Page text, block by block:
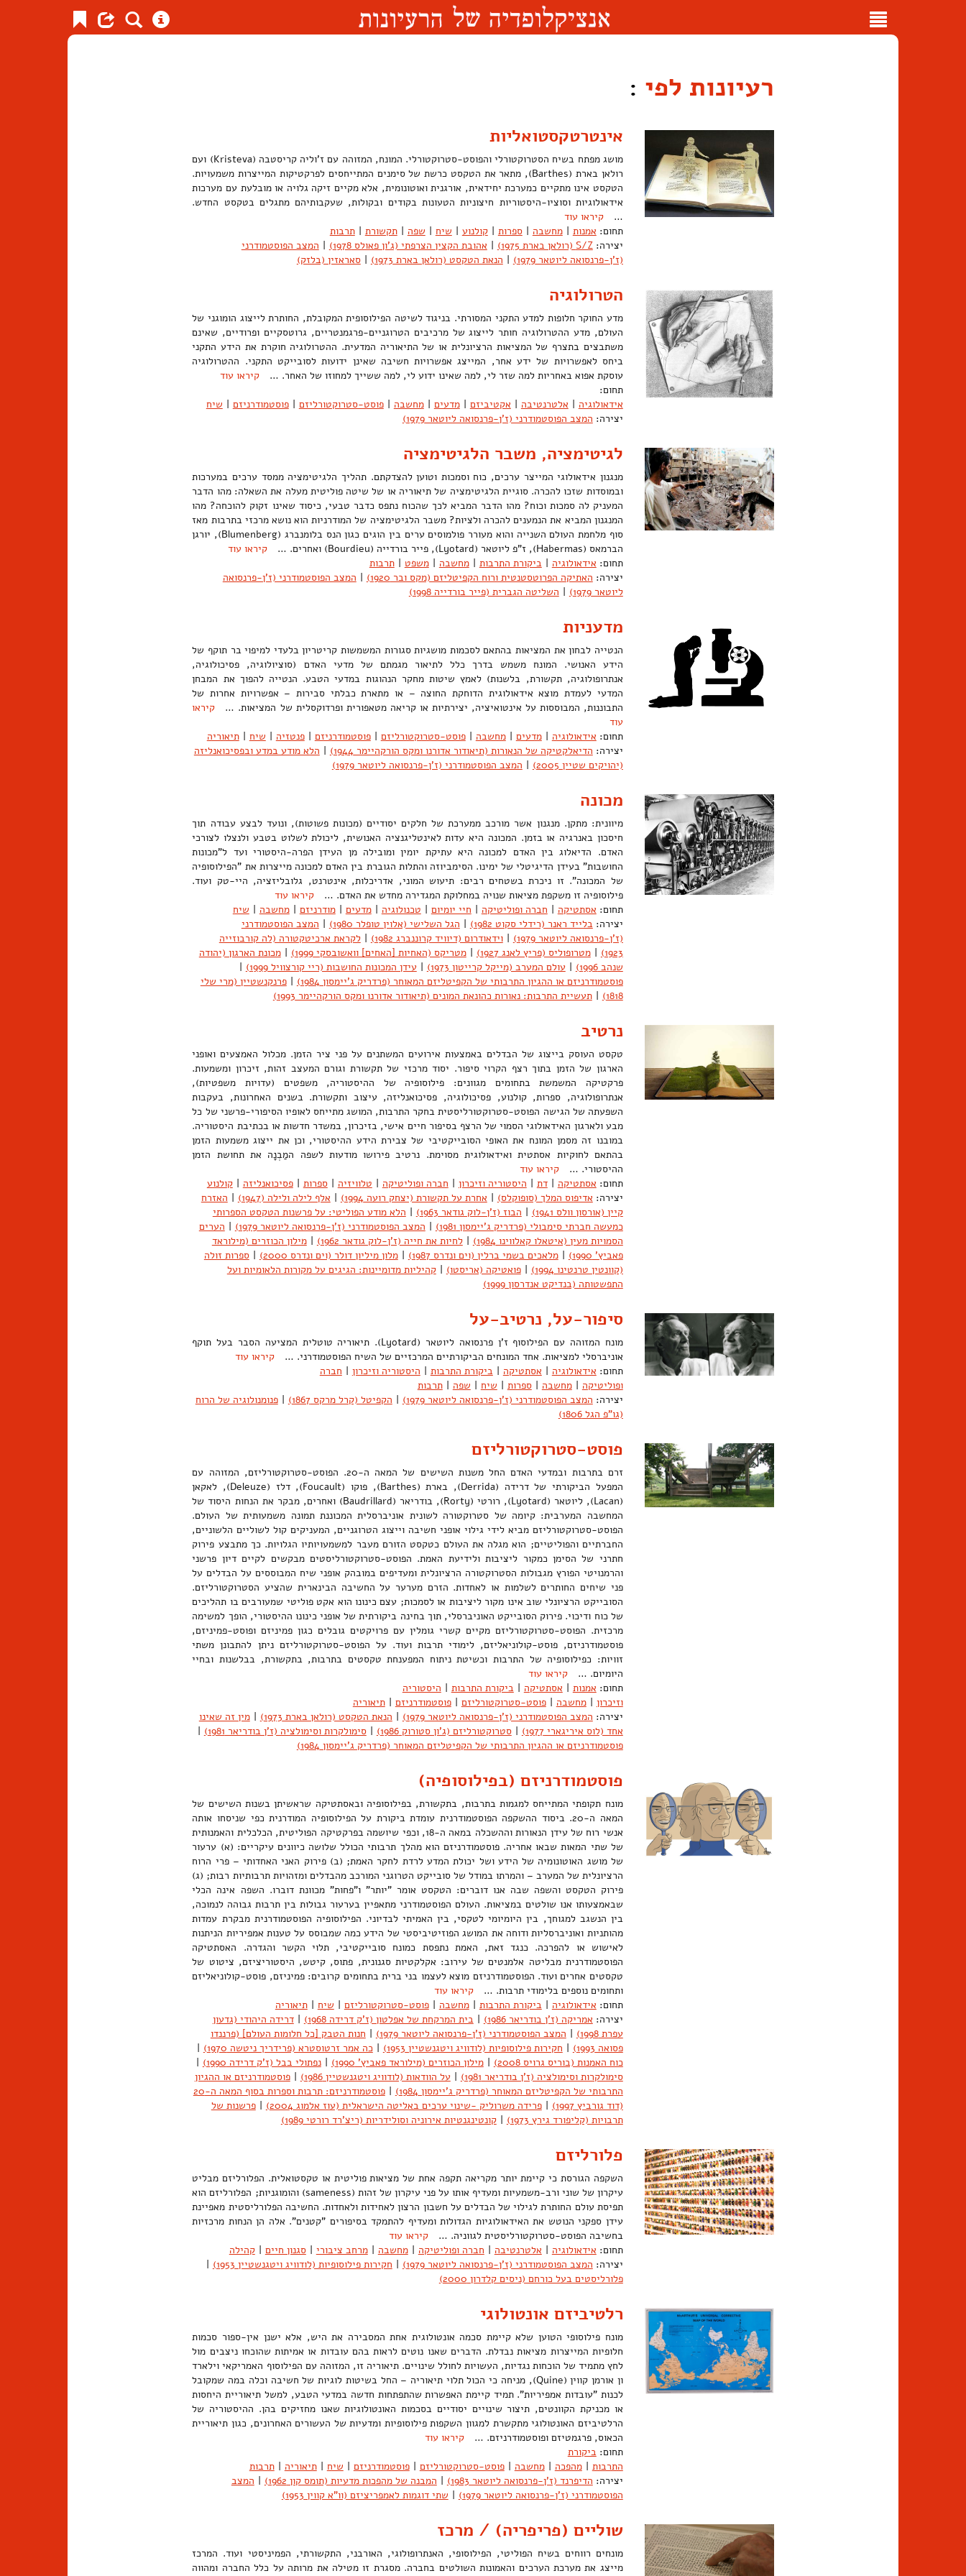
Toggle
רעיונות לפי :
אינטרטקסטואליות
מושג מפתח בשיח הסטרוקטורלי והפוסט-סטרוקטורלי. המונח, המזוהה עם ז'וליה קריסטבה (Kristeva) ועם
רולאן בארת (Barthes), מתאר את הטקסט כרשת של סימנים המתייחסים לפרקטיקות המייצרות משמעויות.
הטקסט אינו מתקיים כמערכת יחידאית, אורגנית ואוטונומית, אלא מקיים זיקה גלויה או מובלעת עם מערכות
אידאולוגיות וסוציו-היסטוריות חיצוניות הטעונות בקודים ובקולות, שעקבותיהם מתגלים בטקסט החדש.
…קיראו עוד
תחום: אמנות | מחשבה | ספרות | קולנוע | שיח | שפה | תקשורת | תרבות
יצירה:S/Z (רולאן בארת 1975) | אהובת הקצין הצרפתי (ג'ון פאולס 1978) | המצב הפוסטמודרני
(ז'ן-פרנסואה ליוטאר 1979)
| הנאת הטקסט (רולאן בארת 1973) | סאראזין (בלזק)
הטרולוגיה
מדע החוקר חלופות למדע התקני המסורתי. בניגוד לשיטה הפילוסופית המקובלת, החותרת לייצוג הומוגני של
העולם, מדע ההטרולוגיה חותר לייצוג של מרכיבים הטרוגניים-פרגמנטריים, גרוטסקיים ופרודיים, שאינם
משתבצים בתצרף של המציאות הרציונלית או של התיאוריה המדעית. ההטרולוגיה חוקרת את הידע התקני
ביחס לאפשרויות של ידע אחר, המייצג אפשרויות חשיבה שאינן ידועות לסובייקט התקני. ההטרולוגיה
עוסקת אפוא באחריות למה שזר לי, למה שאינו ידוע לי, למה ששייך למחוזו של האחר. …קיראו עוד
תחום:
אידאולוגיה | אלטרנטיבה | אקטיביזם | מדעים | מחשבה | פוסט-סטרוקטורליזם | פוסטמודרניזם | שיח
יצירה: המצב הפוסטמודרני (ז'ן-פרנסואה ליוטאר 1979)
לגיטימציה, משבר הלגיטימציה
מנגנון אידאולוגי המייצר ערכים, כוח וסמכות וטוען להצדקתם. תהליך הלגיטימציה ממסד ערכים במערכות
ובמוסדות שזכו להכרה. סוגיית הלגיטימציה של תיאוריה או של שיטה פוליטית מעלה את השאלה: מהו הדבר
המעניק לה סמכות וכוח? מהו הדבר המביא לכך שהכוח נתפס כדבר טבעי, כיסוד שאינו זקוק להוכחה? מהו
המנגנון המביא את הנמענים להכרה ולציות? משבר הלגיטימציה של המודרניות הוא נושא מרכזי בתרבות מאז
סוף מלחמת העולם השנייה והוא מעורר פולמוסים ערים בין הוגים כגון הנס בלומנברג (Blumenberg), יורגן
הברמאס (Habermas), ז"פ ליוטאר (Lyotard), פייר בורדייה (Bourdieu) ואחרים. …
קיראו עוד
תחום: אידאולוגיה | ביקורת התרבות | מחשבה | משפט | תרבות
יצירה: האתיקה הפרוטסטנטית ורוח הקפיטליזם (מקס ובר 1920) | המצב הפוסטמודרני (ז'ן-פרנסואה
ליוטאר 1979)
| השליטה הגברית (פייר בורדייה 1998)
מדעניות
הנטייה לבחון את המציאות בהתאם לסכמות מושגיות סגורות המשמשות קריטריון בלעדי למיפוי בר תוקף של
הידע האנושי. המונח משמש בדרך כלל לתיאור מגמתם של מדעי האדם (סוציולוגיה, פסיכולוגיה,
אנתרופולוגיה, תקשורת, בלשנות) לאמץ שיטות מחקר הנהוגות במדעי הטבע. הנטייה להפוך את המבחן
המדעי לעמדת מוצא אידאולוגית הדוחקת החוצה – או מתארת כבלתי סבירות – אפשרויות אחרות של
התבוננות, המבוססות על אינטואיציה, יצירתיות או קריאה מטאפורית ופרדוקסלית של המציאות. … קיראו
עוד
תחום: אידאולוגיה | מדעים | מחשבה | פוסט-סטרוקטורליזם | פוסטמודרניזם | פנטזיה | שיח | תיאוריה
יצירה: הדיאלקטיקה של הנאורות (תיאודור אדורנו ומקס הורקהיימר 1944) | הלא מודע במדע ובפסיכואנליזה
(יהויקים שטיין 2005)
| המצב הפוסטמודרני (ז'ן-פרנסואה ליוטאר 1979)
מכונה
מיוונית: מתקן. מנגנון אשר מורכב ממערכת של חלקים יסודיים (מכונות פשוטות), ונועד לבצע עבודה תוך
חיסכון באנרגיה או בזמן. המכונה היא עדות לאינטליגנציה האנושית, ליכולת לשלוט בטבע ולנצלו לצורכי
האדם. הדיאלוג בין האדם למכונה היא עתיקת יומין ומובילה מן העידן הפרה-היסטורי ועד ל"מכונות
החושבות" בעידן הדיגיטלי של ימינו. הסימביוזה והתלות הגוברת בין האדם למכונה מייצרות את "הפילוסופיה
של המכונה". זו ניכרת בשטחים רבים: תיעוש המוני, אדריכלות, אינטרנט, גלובליזציה, היי-טק ועוד.
פילוסופיה זו משקפת מציאות שנויה במחלוקת המגדירה מחדש את האדם. …קיראו עוד
תחום: אסתטיקה | חברה ופוליטיקה | חיי יומיום | טכנולוגיה | מדעים | מודרניזם | מחשבה | שיח
יצירה:בלייד ראנר (רידלי סקוט 1982) | הגל השלישי (אלוין טופלר 1980) | המצב הפוסטמודרני
(ז'ן-פרנסואה ליוטאר 1979)
| וידאודרום (דיוויד קרוננברג 1982) | לקראת ארכיטקטורה (לה קורבוזייה
1923)
| מטרופוליס (פריץ לאנג 1927) | מטריקס (האחיות [האחים] וואשובסקי 1999) | מכונת הארגון (יהודה
שנהב 1996)
| עולם המערב (מייקל קרייטון 1973) | עידן המכונות החושבות (ריי קורצוויל 1999)
|
פוסטמודרניזם או ההגיון התרבותי של הקפיטליזם המאוחר (פרדריק ג'יימסון 1984)
| פרנקנשטיין (מרי שלי
1818)
| תעשיית התרבות: נאורות כהונאת המונים (תיאודור אדורנו ומקס הורקהיימר 1993)
נרטיב
טקסט העוסק בייצוג של הבדלים באמצעות אירועים המשתנים על פני ציר הזמן. מכלול האמצעים ואופני
הארגון של הזמן בתוך רצף הקרוי סיפור. יסוד מרכזי של תקשורת וגורם המעצב זהות, זיכרון ומשמעות.
פרקטיקה המשמשת בתחומים מגוונים: פילוסופיה של ההיסטוריה, משפטים (עדויות משפטיות),
אנתרופולוגיה, ספרות, קולנוע, פסיכולוגיה, פסיכואנליזה, עיצוב ותקשורת. בשנים האחרונות, בעקבות
השפעתה של הגישה הפוסט-סטרוקטורליסטית בחקר התרבות, המושג מתייחס לאופיו הסיפורי-פרשני של כל
מבע ולארגון האידאולוגי הסמוי של הרצף בסיפור חיים אישי, בזיכרון, במשדר חדשות או בכתיבת היסטוריה.
במובנו זה מסמן המונח את האופי הסובייקטיבי של צבירת הידע ההיסטורי, וכן את ייצוג משמעות הזמן
בהתאם לחוקיות אסתטית ואידאולוגית מסוימת. נרטיב פירושו מודעות לשפה המַבְנָה את תחושת הזמן
ההיסטורי. …קיראו עוד
תחום: אסתטיקה | דת | היסטוריה וזיכרון | חברה ופוליטיקה | טלוויזיה | ספרות | פסיכואנליזה | קולנוע
יצירה: אדיפוס המלך (סופוקלס) | אחרת על תקשורת (יצחק רועה 1994) | אלף לילה ולילה (1947) | האזרח
קיין (אורסון וולס 1941)
| הבוז (ז'ן-לוק גודאר 1963) | הלא מודע הפוליטי: על פרשנות הטקסט הספרותי
כמעשה חברתי סימבולי (פרדריק ג'יימסון 1981)
| המצב הפוסטמודרני (ז'ן-פרנסואה ליוטאר 1979) | הערים
הסמויות מעין (איטאלו קאלווינו 1984)
| לחיות את חייה (ז'ן-לוק גודאר 1962) | מילון הכוזרים (מילוראד
פאביץ' 1990)
| מלאכים בשמי ברלין (וים ונדרס 1987) | מלון מיליון דולר (וים ונדרס 2000) | ספרות זולה
(קוונטין טרנטינו 1994)
| פואטיקה (אריסטו) | קהיליות מדומיינות: הגיגים על מקורות הלאומיות ועל
התפשטותה (בנדיקט אנדרסון 1999)
סיפור-על, נרטיב-על
מונח המזוהה עם הפילוסוף ז'ן פרנסואה ליוטאר (Lyotard). תיאוריה טוטלית המציעה הסבר בעל תוקף
אוניברסלי למציאות. אחד המונחים הביקורתיים המרכזיים של השיח הפוסטמודרני. …קיראו עוד
תחום: אידאולוגיה | אסתטיקה | ביקורת התרבות | היסטוריה וזיכרון | חברה
ופוליטיקה | מחשבה | ספרות | שיח | שפה | תרבות
יצירה: המצב הפוסטמודרני (ז'ן-פרנסואה ליוטאר 1979) | הקפיטל (קרל מרקס 1867) | פנומנולוגיה של הרוח
(גו"פ הגל 1806)
פוסט-סטרוקטורליזם
זרם בתרבות ובמדעי האדם החל משנות השישים של המאה ה-20. הפוסט-סטרוקטורליזם, המזוהה עם
המפעל הביקורתי של דרידה (Derrida), בארת (Barthes), פוקו (Foucault), דלז (Deleuze), לאקאן
(Lacan), ליוטאר (Lyotard), רורטי (Rorty), בודריאר (Baudrillard) ואחרים, מבקר את הנחות היסוד של
המחשבה המערבית: קיומה של סטרוקטורה לשונית אוניברסלית המכוננת תמונה משמעותית של העולם.
הפוסט-סטרוקטורליזם מביא לידי גילוי אופני חשיבה וייצוג הטרוגניים, המעניקים קול לשוליים הלשוניים,
החברתיים והפוליטיים; הוא מגלה את העולם כטקסט הזורם מעבר למשמעויותיו הגלויות. כך מתבצע פירוק
חתרני של הסימן כמקור ליציבות ולידיעת האמת. הפוסט-סטרוקטורליסטים מבקשים לקיים דיון פרשני
והרמנויטי הפורץ מגבולות הסטרוקטורה הרציונלית ומעדיפים במובהק אופני שיח המבוססים על הבדלים על
פני שיחים החותרים לשלמות או לאחדות. הזרם מערער על החשיבה הבינארית שהציע הסטרוקטורליזם.
הסובייקט הרציונלי שוב אינו מקור ליציבות או לסמכות; עצם כינונו הוא אקט פוליטי שמעורבים בו תהליכים
של כוח ודיכוי. פירוק הסובייקט האוניברסלי, תוך בחינה ביקורתית של אופני כינונו ההיסטורי, הופך למשימה
מרכזית. הפוסט-סטרוקטורליזם מקיים קשרי גומלין עם פרויקטים גובלים כגון פמיניזם ופוסט-פמיניזם,
פוסטמודרניזם, פוסט-קולוניאליזם, לימודי תרבות ועוד. על הפוסט-סטרוקטורליזם ניתן להתבונן משתי
זוויות: כפילוסופיה של התרבות וכשיטת ניתוח המפענחת טקסטים בתרבות, בתקשורת, בבלשנות ובחיי
היומיום. …קיראו עוד
תחום: אמנות | אסתטיקה | ביקורת התרבות | היסטוריה
וזיכרון | מחשבה | פוסט-סטרוקטורליזם | פוסטמודרניזם | תיאוריה
יצירה: המצב הפוסטמודרני (ז'ן-פרנסואה ליוטאר 1979) | הנאת הטקסט (רולאן בארת 1973) | מין זה שאינו
אחד (לוס איריגארי 1977)
| סטרוקטורליזם (ג'ון סטורוק 1986) | סימולקרות וסימולציה (ז'ן בודריאר 1981)
|
פוסטמודרניזם או ההגיון התרבותי של הקפיטליזם המאוחר (פרדריק ג'יימסון 1984)
פוסטמודרניזם (בפילוסופיה)
מונח תקופתי המתייחס למגמות בתרבות, בתקשורת, בפילוסופיה ובאסתטיקה שראשיתן בשנות השישים של
המאה ה-20. ביסוד ההשקפה הפוסטמודרנית עומדת ביקורת על הפילוסופיה המודרנית כפי שניסחו אותה
אנשי רוח של עידן הנאורות וההשכלה במאה ה-18, וכפי שיושמה בפרקטיקה הפוליטית, הכלכלית והאמנותית
של שתי המאות שבאו אחריה. פוסטמודרניזם הוא מהלך תרבותי הכולל שלושה כיוונים עיקריים: (א) ערעור
של מושג האוטונומיה של הידע ושל יכולת המדע לרדת לחקר האמת; (ב) פירוק האני האחדותי – פרי הרוח
הרציונלית של המערב – והמרתו במודל של סובייקט הטרוגני המורכב מהבדלים ומזהויות תרבותיות רבות; (ג)
פירוק הטקסט והשפה שבה אנו דוברים: הטקסט אומר "יותר" ו"פחות" מכוונת דוברו. השפה אינה הכלי
שבאמצעותו אנו שולטים במציאות. העולם הפוסטמודרני מתאפיין בערעור גבולות בין תרבות גבוהה לנמוכה,
בין הנשגב למגוחך, בין היומיומי לטקסי, בין האמיתי לבדיוני. הפילוסופיה הפוסטמודרנית מבקרת עמדות
מהותניות ואוניברסליות ודוחה את המושג הפוזיטיביסטי של הידע כמה שמבוסס על טענות אמפיריות הניתנות
לאישוש או להפרכה. כנגד זאת, האמת נתפסת כמונח סובייקטיבי, תלוי הקשר והגדרה. האסתטיקה
הפוסטמודרנית מבליטה אלמנטים של עירוב: אקלקטיות סגנונית, פתוס, קיטש, היסטוריציזם, ציטוט של
טקסטים אחרים ועוד. הפוסטמודרניזם מוצא לעצמו בני ברית בתחומים קרובים: פמיניזם, פוסט-קולוניאליזם
ותחומים נוספים בלימודי תרבות. …קיראו עוד
תחום: אידאולוגיה | ביקורת התרבות | מחשבה | פוסט-סטרוקטורליזם | שיח | תיאוריה
יצירה: אמריקה (ז'ן בודריאר 1986) | בית המרקחת של אפלטון (ז'ק דרידה 1968) | דרידה היהודי (גדעון
עפרת 1998)
| המצב הפוסטמודרני (ז'ן-פרנסואה ליוטאר 1979) | חנות הטבק [כל חלומות העולם] (פרננדו
פסואה 1993)
| חקירות פילוסופיות (לודוויג ויטגנשטיין 1953) | כה אמר זרטוסטרא (פרידריך ניטשה 1970)
|
כוח האמנות (בוריס גרויס 2008)
| מילון הכוזרים (מילוראד פאביץ' 1990) | נפתולי בבל (ז'ק דרידה 1990)
|
סימולקרות וסימולציה (ז'ן בודריאר 1981)
| על הוודאות (לודוויג ויטגנשטיין 1986) | פוסטמודרניזם או ההגיון
התרבותי של הקפיטליזם המאוחר (פרדריק ג'יימסון 1984)
|
פוסטמודרניזם: תרבות וספרות בסוף המאה ה-20
(דוד גורביץ 1997)
| פרידה משרוליק -שינוי ערכים באליטה הישראלית (עוז אלמוג 2004) | פרשנות של
תרבויות (קליפורד גירץ 1973)
| קונטינגנטיות אירוניה וסולידריות (ריצ'רד רורטי 1989)
פלורליזם
השקפה הגורסת כי קיימת יותר מקריאה תקפה אחת של מציאות פוליטית או טקסטואלית. הפלורליזם מבליט
עיקרון של שוני ורב-משמעיות ומעדיף אותו על פני עיקרון של זהות (sameness) והומוגניות; הפלורליזם הוא
תפיסת עולם החותרת לגילוי של הבדלים על חשבון הרצון לאחידות ולאחדות. החשיבה הפלורליסטית מאפיינת
עידן ספקני הנוטש את האידאולוגיות הגדולות ומעדיף להתמקד בסיפורים "קטנים". אלה הן הנחות מרכזיות
בחשיבה הפוסט-סטרוקטורליסטית לגווניה. …קיראו עוד
תחום: אידאולוגיה | אלטרנטיבה | חברה ופוליטיקה | מחשבה | מרחב ציבורי | סגנון חיים | קהילה
יצירה: המצב הפוסטמודרני (ז'ן-פרנסואה ליוטאר 1979) | חקירות פילוסופיות (לודוויג ויטגנשטיין 1953)
|
פלורליסטים בעל כורחם (ניסים קלדרון 2000)
רלטיביזם אונטולוגי
מונח פילוסופי הטוען שלא קיימת סכמה אונטולוגית אחת המסבירה את היש, אלא ישנן אין-ספור סכמות
חלופיות המייצרות מציאות נבדלת. הדברים שאנו נוטים לראות בהם עובדות או אמיתות שהוכחו ניצבים מול
לחץ מתמיד של הוכחות נגדיות, העשויות לחולל שינויים. תיאוריה זו, המזוהה עם הפילוסוף האמריקאי וילארד
ון אורמן קווין (Quine), מניחה כי הכול תלוי תיאוריה – החל בשיטות לוגיות של חשיבה וכלה במה שמקובל
לכנות "עובדות אמפיריות". תמיד קיימת האפשרות שהתפתחות חדשה במדעי הטבע, למשל תיאוריית היחסות
או מכניקת הקוונטים, תיצור שינויים יסודיים בסכמות האונטולוגיות שאנו מחזיקים בהן. ההיסטוריה של
הרלטיביזם האונטולוגי מתקשרת למגוון השקפות פילוסופיות ומדעיות של העשורים האחרונים, כגון תיאוריית
הכאוס, פרגמטיזם ופוסטמודרניזם. …קיראו עוד
תחום:ביקורת
התרבות | מהפכה | מחשבה | פוסט-סטרוקטורליזם | פוסטמודרניזם | שיח | תיאוריה | תרבות
יצירה: הדיפרנד (ז'ן-פרנסואה ליוטאר 1983) | המבנה של מהפכות מדעיות (תומס קון 1962) | המצב
הפוסטמודרני (ז'ן-פרנסואה ליוטאר 1979)
| שתי דוגמות לאמפריציזם (וו"א קווין 1953)
שוליים (פריפריה) / מרכז
מונחים רווחים בשיח הפוליטי, הפילוסופי, האנתרופולוגי, האורבני, התקשורתי, הפמיניסטי ועוד. המרכז
מייצג את מערכת הערכים והאמונות השולטים בחברה. מסגרת זו מטילה את מרותה על כלל החברה ומהווה